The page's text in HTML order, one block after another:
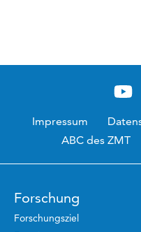
Impressum
ABC des ZMT
Forschung
Forschungsziel